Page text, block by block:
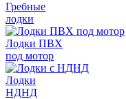
Гребные
лодки
Лодки ПВХ
под мотор
Лодки
НДНД